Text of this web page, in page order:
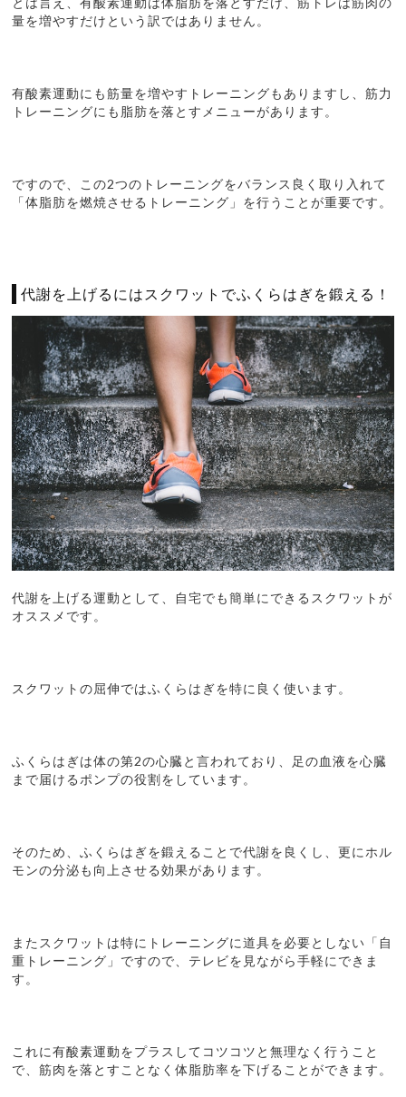
量を増やすだけという訳ではありません。
有酸素運動にも筋量を増やすトレーニングもありますし、筋力
トレーニングにも脂肪を落とすメニューがあります。
ですので、この2つのトレーニングをバランス良く取り入れて
「体脂肪を燃焼させるトレーニング」を行うことが重要です。
代謝を上げるにはスクワットでふくらはぎを鍛える！
代謝を上げる運動として、自宅でも簡単にできるスクワットが
オススメです。
スクワットの屈伸ではふくらはぎを特に良く使います。
ふくらはぎは体の第2の心臓と言われており、足の血液を心臓
まで届けるポンプの役割をしています。
そのため、ふくらはぎを鍛えることで代謝を良くし、更にホル
モンの分泌も向上させる効果があります。
またスクワットは特にトレーニングに道具を必要としない「自
重トレーニング」ですので、テレビを見ながら手軽にできま
す。
これに有酸素運動をプラスしてコツコツと無理なく行うこと
で、筋肉を落とすことなく体脂肪率を下げることができます。